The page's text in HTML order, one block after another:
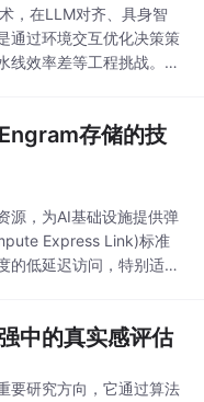
，在LLM对齐、具身智
通过环境交互优化决策策
线效率差等工程挑战。R
CPU混合计算、多阶段
存储的技
源，为AI基础设施提供弹
Express Link)标准
的低延迟访问，特别适合
接近本地DRAM水平。
中的真实感评估
要研究方向，它通过算法